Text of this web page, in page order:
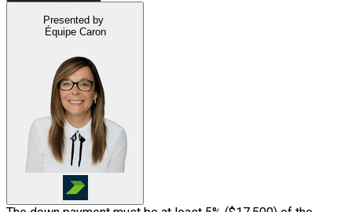
Presented by
Équipe Caron